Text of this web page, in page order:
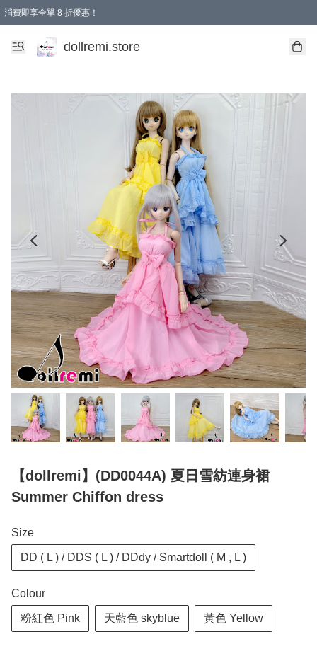
消費即享全單 8 折優惠！
購物滿 HKD 1500.00即享免運費優惠！（適用於 本地送貨、本地取貨、國際送貨 )
dollremi.store
【dollremi】(DD0044A) 夏日雪紡連身裙
Summer Chiffon dress
Size
DD ( L ) / DDS ( L ) / DDdy / Smartdoll ( M , L )
Colour
粉紅色 Pink 天藍色 skyblue 黃色 Yellow